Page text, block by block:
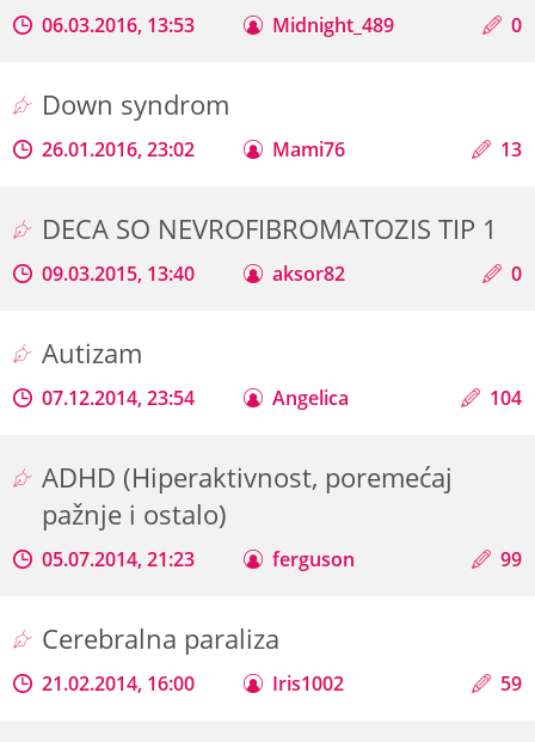
06.03.2016, 13:53 Midnight_489 0
Down syndrom
26.01.2016, 23:02 Mami76 13
DECA SO NEVROFIBROMATOZIS TIP 1
09.03.2015, 13:40 aksor82 0
Autizam
07.12.2014, 23:54 Angelica 104
ADHD (Hiperaktivnost, poremećaj
pažnje i ostalo)
05.07.2014, 21:23 ferguson 99
Cerebralna paraliza
21.02.2014, 16:00 Iris1002 59